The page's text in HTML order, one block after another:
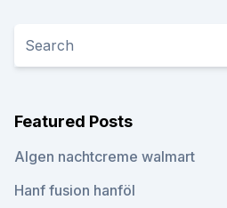
Featured Posts
Algen nachtcreme walmart
Hanf fusion hanföl